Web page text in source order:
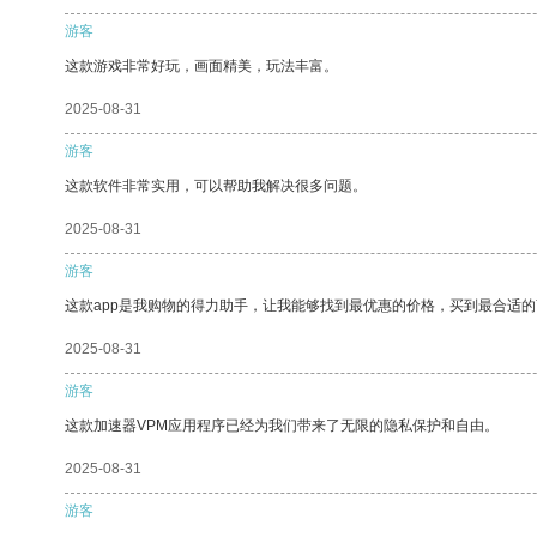
游客
这款游戏非常好玩，画面精美，玩法丰富。
2025-08-31
游客
这款软件非常实用，可以帮助我解决很多问题。
2025-08-31
游客
这款app是我购物的得力助手，让我能够找到最优惠的价格，买到最合适
2025-08-31
游客
这款加速器VPM应用程序已经为我们带来了无限的隐私保护和自由。
2025-08-31
游客